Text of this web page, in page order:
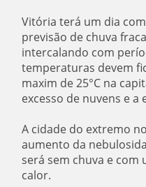
Vitória terá um dia
previsão de chuva
intercalando com
temperaturas devem
maxim de 25°C na
excesso de nuvens e
A cidade do extremo
aumento da
será sem chuva e
calor.